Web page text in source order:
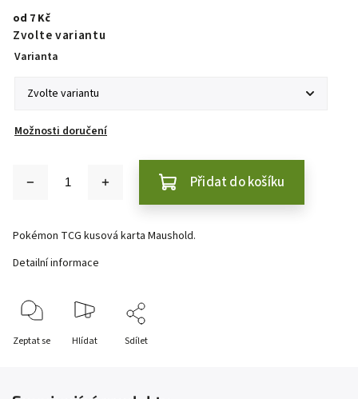
od 7 Kč
Zvolte variantu
Varianta
Možnosti doručení
Přidat do košíku
Pokémon TCG kusová karta Maushold.
Detailní informace
Zeptat se Hlídat Sdílet